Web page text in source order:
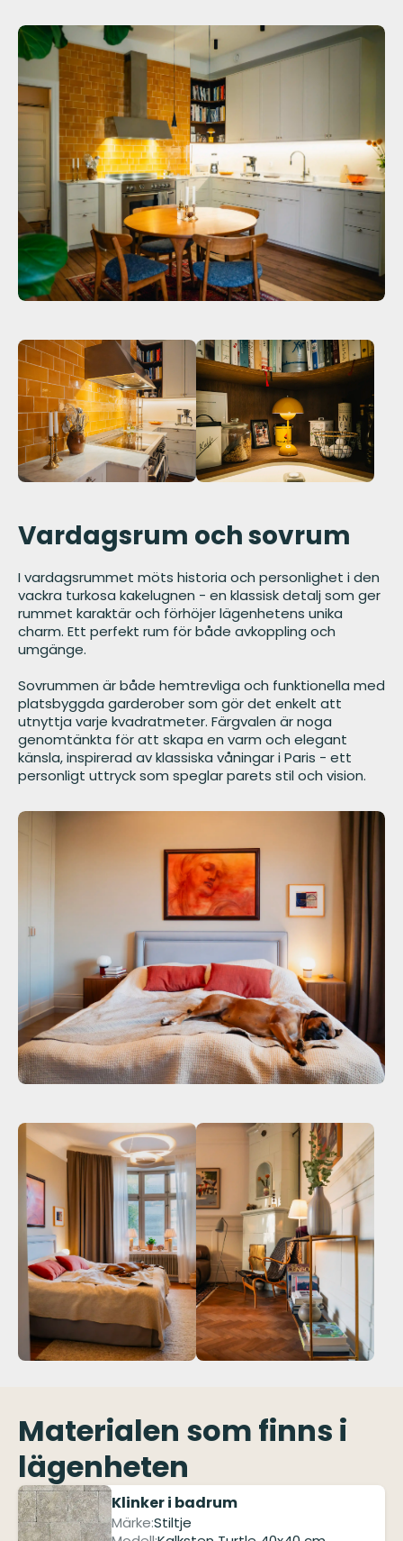
Vardagsrum och sovrum
I vardagsrummet möts historia och personlighet i den
vackra turkosa kakelugnen - en klassisk detalj som ger
rummet karaktär och förhöjer lägenhetens unika
charm. Ett perfekt rum för både avkoppling och
umgänge.
Sovrummen är både hemtrevliga och funktionella med
platsbyggda garderober som gör det enkelt att
utnyttja varje kvadratmeter. Färgvalen är noga
genomtänkta för att skapa en varm och elegant
känsla, inspirerad av klassiska våningar i Paris - ett
personligt uttryck som speglar parets stil och vision.
Materialen som finns i
lägenheten
Klinker i badrum
Märke:Stiltje